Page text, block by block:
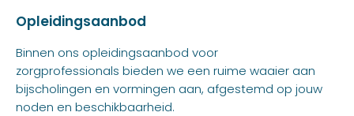
Opleidingsaanbod
Binnen ons opleidingsaanbod voor
zorgprofessionals bieden we een ruime waaier aan
bijscholingen en vormingen aan, afgestemd op jouw
noden en beschikbaarheid.